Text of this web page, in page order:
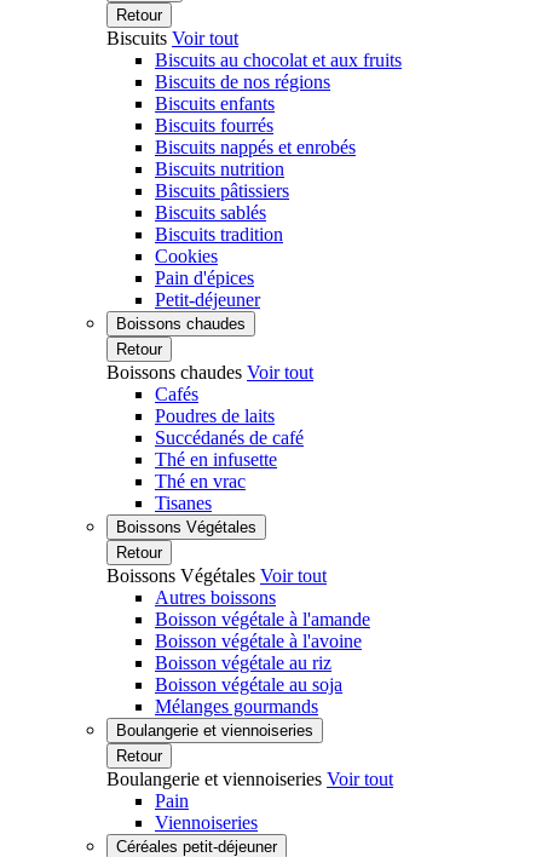
Retour
Biscuits Voir tout
Biscuits au chocolat et aux fruits
Biscuits de nos régions
Biscuits enfants
Biscuits fourrés
Biscuits nappés et enrobés
Biscuits nutrition
Biscuits pâtissiers
Biscuits sablés
Biscuits tradition
Cookies
Pain d'épices
Petit-déjeuner
Boissons chaudes
Retour
Boissons chaudes Voir tout
Cafés
Poudres de laits
Succédanés de café
Thé en infusette
Thé en vrac
Tisanes
Boissons Végétales
Retour
Boissons Végétales Voir tout
Autres boissons
Boisson végétale à l'amande
Boisson végétale à l'avoine
Boisson végétale au riz
Boisson végétale au soja
Mélanges gourmands
Boulangerie et viennoiseries
Retour
Boulangerie et viennoiseries Voir tout
Pain
Viennoiseries
Céréales petit-déjeuner